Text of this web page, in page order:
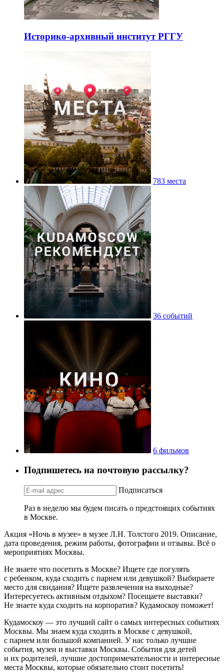
Историко-архивный институт РГГУ
783 места
36 событий
6 фильмов
Подпишетесь на почтовую рассылку?
Подписаться
Раз в неделю мы будем писать о предстоящих событиях
в Москве.
Акция «Ночь в музее» в музее Л.Н. Толстого 2019. Описание,
дата проведения, режим работы, фотографии и отзывы. Всё о
мероприятиях Москвы.
Не знаете что посетить в Москве? Ищете где погулять
с ребенком, куда сходить с парнем или девушкой? Выбираете
место для свидания? Ищете развлечения на выходные?
Интересуетесь активным отдыхом? Посещаете выставки?
Не знаете куда сходить на корпоратив? Кудамоскоу поможет!
Кудамоскоу — это лучший сайт о самых интересных событиях
Москвы. Мы знаем куда сходить в Москве с девушкой,
с парнем или большой компанией. У нас только лучшие
события, музеи и выставки Москвы. События для детей
и их родителей, лучшие достопримечательности и интересные
места Москвы, которые обязательно стоит посетить!